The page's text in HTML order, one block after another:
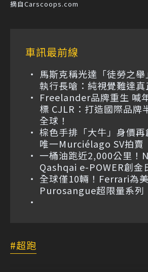
摘自Carscoops.com
車訊最前線
馬斯克稱光達「徒勞之
執行長嗆：純視覺難達
Freelander品牌重生 喊
標 CJLR：打造國際品牌
全球！
棕色手排「大牛」身價
唯一Murciélago SV拍賣
一桶油跑近2,000公里！
Qashqai e-POWER創金
全球僅10輛！Ferrari為
Purosangue超限量系列
超跑